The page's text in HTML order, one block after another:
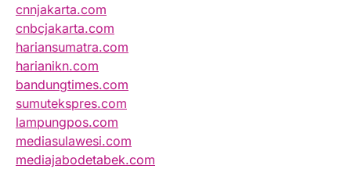
cnnjakarta.com
cnbcjakarta.com
hariansumatra.com
harianikn.com
bandungtimes.com
sumutekspres.com
lampungpos.com
mediasulawesi.com
mediajabodetabek.com